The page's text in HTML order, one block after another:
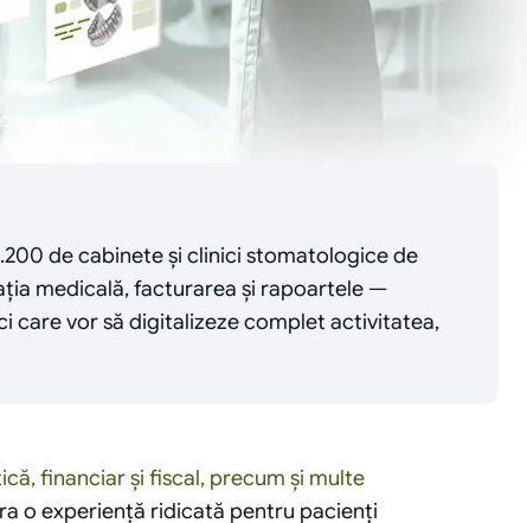
Deja membru
de cabinete și clinici stomatologice de
medicală, facturarea și rapoartele —
care vor să digitalizeze complet activitatea,
, financiar și fiscal, precum și multe
o experiență ridicată pentru pacienți